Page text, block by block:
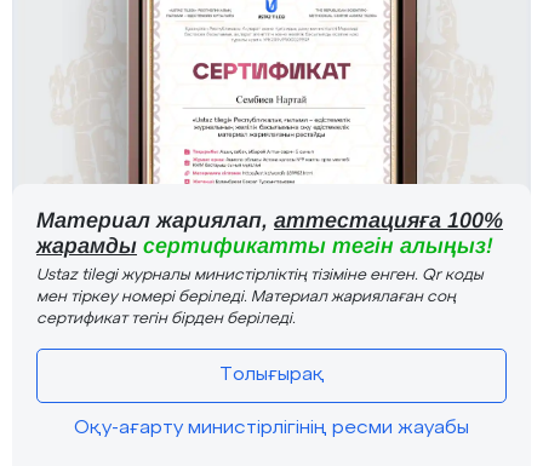
Материал жариялап, аттестацияға 100%
жарамды сертификатты тегін алыңыз!
Ustaz tilegi журналы министірліктің тізіміне енген. Qr коды
мен тіркеу номері беріледі. Материал жариялаған соң
сертификат тегін бірден беріледі.
Толығырақ
Оқу-ағарту министірлігінің ресми жауабы